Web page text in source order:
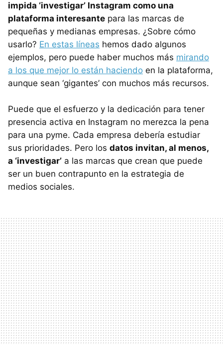
impida ‘investigar’ Instagram como una
plataforma interesante para las marcas de
pequeñas y medianas empresas. ¿Sobre cómo
usarlo? En estas líneas hemos dado algunos
ejemplos, pero puede haber muchos más mirando
a los que mejor lo están haciendo en la plataforma,
aunque sean ‘gigantes’ con muchos más recursos.
Puede que el esfuerzo y la dedicación para tener
presencia activa en Instagram no merezca la pena
para una pyme. Cada empresa debería estudiar
sus prioridades. Pero los datos invitan, al menos,
a ‘investigar’ a las marcas que crean que puede
ser un buen contrapunto en la estrategia de
medios sociales.